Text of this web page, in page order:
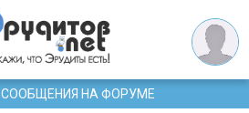
СООБЩЕНИЯ НА ФОРУМЕ